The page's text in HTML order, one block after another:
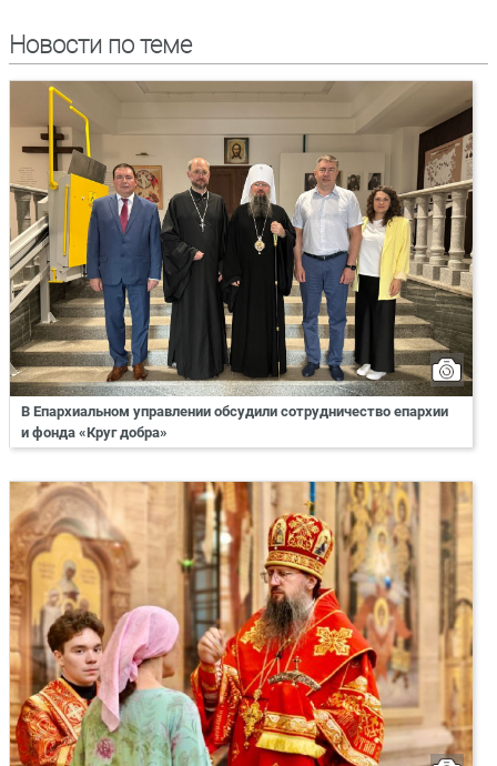
Новости по теме
В Епархиальном управлении обсудили сотрудничество епархии
и фонда «Круг добра»